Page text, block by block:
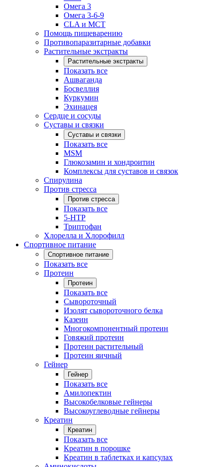
Омега 3
Омега 3-6-9
CLA и MCT
Помощь пищеварению
Противопаразитарные добавки
Растительные экстракты
Растительные экстракты
Показать все
Ашваганда
Босвеллия
Куркумин
Эхинацея
Сердце и сосуды
Суставы и связки
Суставы и связки
Показать все
MSM
Глюкозамин и хондроитин
Комплексы для суставов и связок
Спирулина
Против стресса
Против стресса
Показать все
5-HTP
Триптофан
Хлорелла и Хлорофилл
Спортивное питание
Спортивное питание
Показать все
Протеин
Протеин
Показать все
Сывороточный
Изолят сывороточного белка
Казеин
Многокомпонентный протеин
Говяжий протеин
Протеин растительный
Протеин яичный
Гейнер
Гейнер
Показать все
Амилопектин
Высокобелковые гейнеры
Высокоуглеводные гейнеры
Креатин
Креатин
Показать все
Креатин в порошке
Креатин в таблетках и капсулах